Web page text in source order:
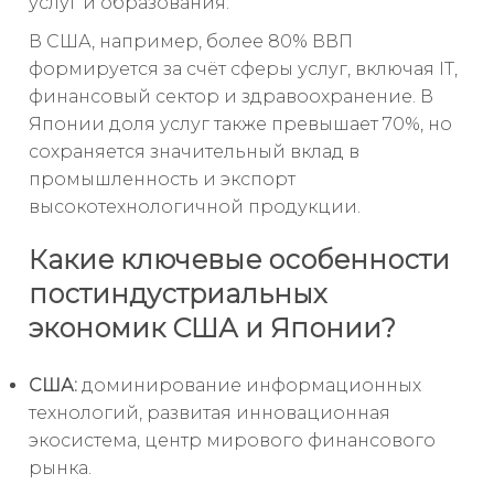
В США, например, более 80% ВВП
формируется за счёт сферы услуг, включая IT,
финансовый сектор и здравоохранение. В
Японии доля услуг также превышает 70%, но
сохраняется значительный вклад в
промышленность и экспорт
высокотехнологичной продукции.
Какие ключевые особенности
постиндустриальных
экономик США и Японии?
США: доминирование информационных
технологий, развитая инновационная
экосистема, центр мирового финансового
рынка.